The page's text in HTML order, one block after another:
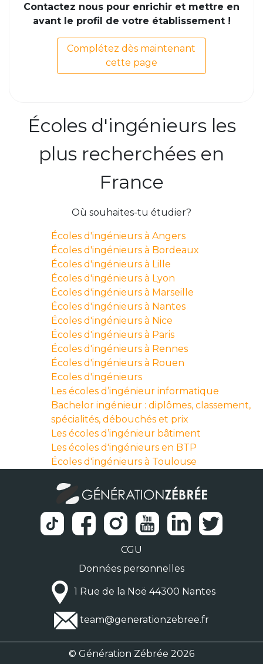
Contactez nous pour enrichir et mettre en
avant le profil de votre établissement !
Complétez dès maintenant
cette page
Écoles d'ingénieurs les
plus recherchées en
France
Où souhaites-tu étudier?
Écoles d'ingénieurs à Angers
Écoles d'ingénieurs à Bordeaux
Écoles d'ingénieurs à Lille
Écoles d'ingénieurs à Lyon
Écoles d'ingénieurs à Marseille
Écoles d'ingénieurs à Nantes
Écoles d'ingénieurs à Nice
Écoles d'ingénieurs à Paris
Écoles d'ingénieurs à Rennes
Écoles d'ingénieurs à Rouen
Ecoles d'ingénieurs
Les écoles d’ingénieur informatique
Bachelor ingénieur : diplômes, classement,
spécialités, débouchés et prix
Les écoles d’ingénieur bâtiment
Les écoles d'ingénieurs en BTP
Écoles d'ingénieurs à Toulouse
CGU
Données personnelles
1 Rue de la Noë 44300 Nantes
team@generationzebree.fr
© Génération Zébrée 2026